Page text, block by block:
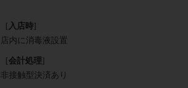
[ 入店時]
店内に消毒液設置
[会計処理]
非接触型決済あり